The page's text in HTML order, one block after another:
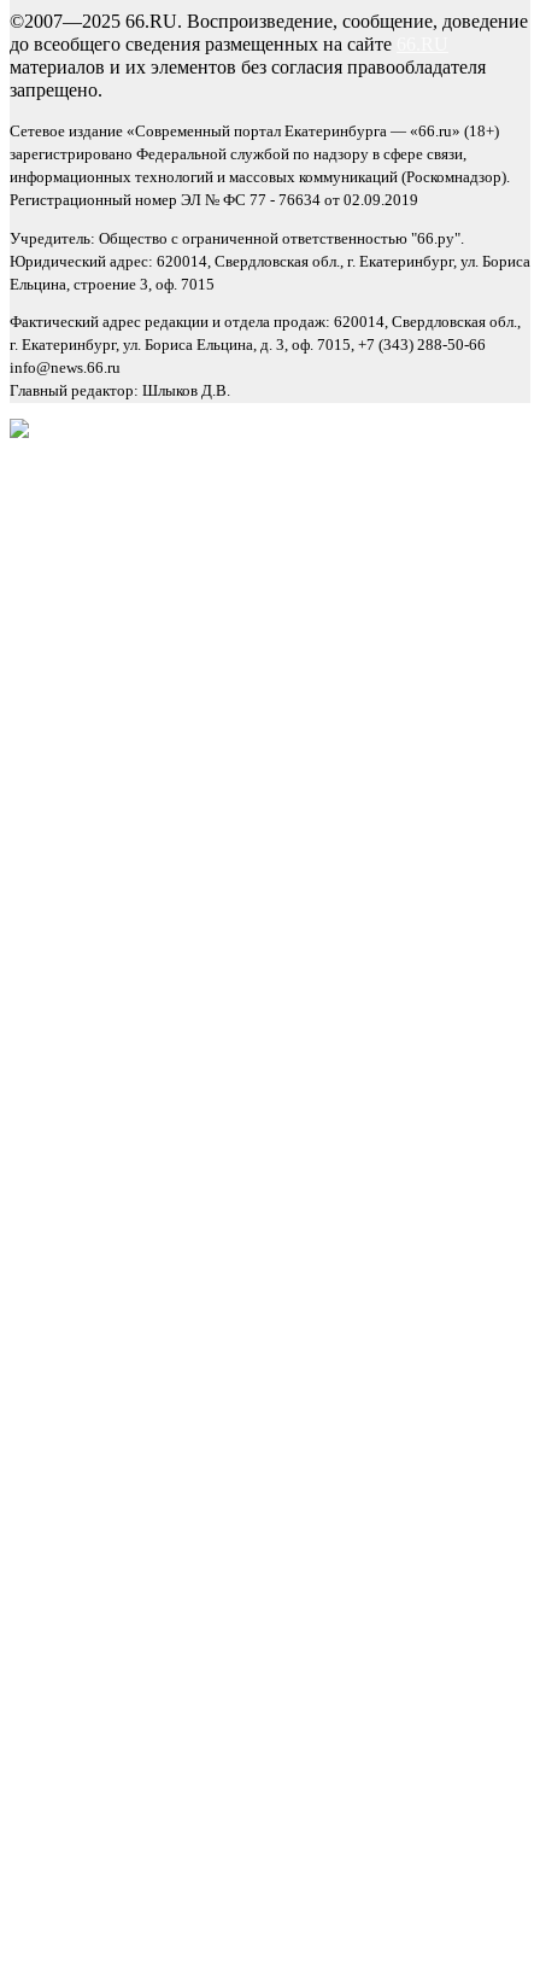
©2007—2025 66.RU. Воспроизведение, сообщение, доведение
до всеобщего сведения размещенных на сайте
материалов и их элементов без согласия правообладателя
запрещено.
Сетевое издание «Современный портал Екатеринбурга — «66.ru» (18+)
зарегистрировано Федеральной службой по надзору в сфере связи,
информационных технологий и массовых коммуникаций (Роскомнадзор).
Регистрационный номер ЭЛ № ФС 77 - 76634 от 02.09.2019
Учредитель: Общество с ограниченной ответственностью "66.ру".
Юридический адрес: 620014, Свердловская обл., г. Екатеринбург, ул. Бориса
Ельцина, строение 3, оф. 7015
Фактический адрес редакции и отдела продаж: 620014, Свердловская обл.,
г. Екатеринбург, ул. Бориса Ельцина, д. 3, оф. 7015, +7 (343) 288-50-66
info@news.66.ru
Главный редактор: Шлыков Д.В.